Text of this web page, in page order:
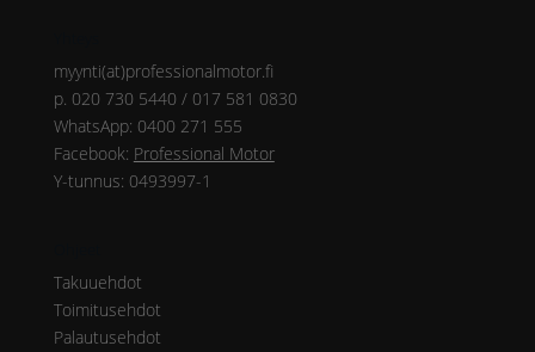
myynti(at)professionalmotor.fi
p. 020 730 5440 / 017 581 0830
WhatsApp: 0400 271 555
Facebook: Professional Motor
Y-tunnus: 0493997-1
Takuuehdot
Toimitusehdot
Palautusehdot